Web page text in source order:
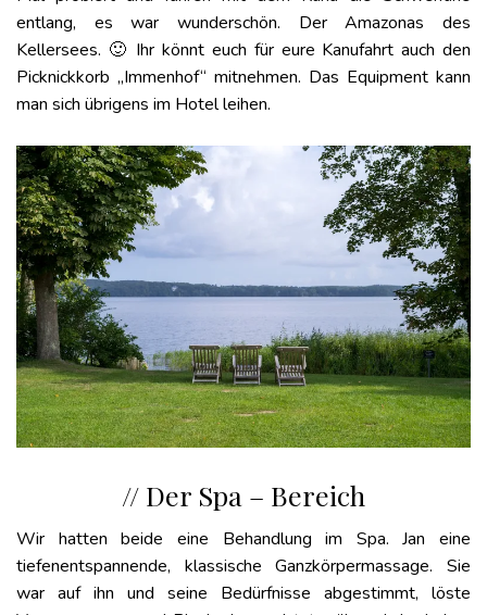
entlang, es war wunderschön. Der Amazonas des
Kellersees. 🙂 Ihr könnt euch für eure Kanufahrt auch den
Picknickkorb „Immenhof“ mitnehmen. Das Equipment kann
man sich übrigens im Hotel leihen.
// Der Spa – Bereich
Wir hatten beide eine Behandlung im Spa. Jan eine
tiefenentspannende, klassische Ganzkörpermassage. Sie
war auf ihn und seine Bedürfnisse abgestimmt, löste